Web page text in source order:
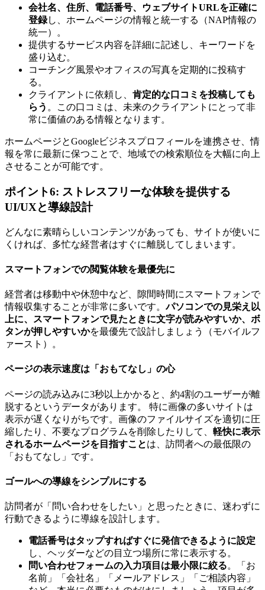
会社名、住所、電話番号、ウェブサイトURLを正確に
登録し、ホームページの情報と統一する（NAP情報の
統一）。
提供するサービス内容を詳細に記述し、キーワードを
盛り込む。
コーチング風景やオフィスの写真を定期的に投稿す
る。
クライアントに依頼し、 肯定的な口コミを投稿しても
らう 。この口コミは、未来のクライアントにとって非
常に価値のある情報となります。
ホームページとGoogleビジネスプロフィールを連携させ、情
報を常に最新に保つことで、地域での検索順位を大幅に向上
させることが可能です。
ポイント6: ストレスフリーな体験を提供する
UI/UXと導線設計
どんなに素晴らしいコンテンツがあっても、サイトが使いに
くければ、多忙な経営者はすぐに離脱してしまいます。
スマートフォンでの閲覧体験を最優先に
経営者は移動中や休憩中など、隙間時間にスマートフォンで
情報収集することが非常に多いです。パソコンでの見栄え以
上に、スマートフォンで見たときに文字が読みやすいか、ボ
タンが押しやすいかを最優先で設計しましょう（モバイルフ
ァースト）。
ページの表示速度は「おもてなし」の心
ページの読み込みに3秒以上かかると、約4割のユーザーが離
脱するというデータがあります。 特に画像の多いサイトは
表示が遅くなりがちです。画像のファイルサイズを適切に圧
縮したり、不要なプログラムを削除したりして、 軽快に表示
されるホームページを目指すことは、訪問者への最低限の
「おもてなし」です。
ゴールへの導線をシンプルにする
訪問者が「問い合わせをしたい」と思ったときに、迷わずに
行動できるように導線を設計します。
電話番号はタップすればすぐに発信できるように設定
し、ヘッダーなどの目立つ場所に常に表示する。
問い合わせフォームの入力項目は最小限に絞る。「お
名前」「会社名」「メールアドレス」「ご相談内容」